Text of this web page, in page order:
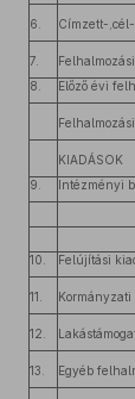
6. Címzett-
7.
8.
Előző évi
KIADÁSOK
9.
Intézményi
10. Felújítási
11. Kormányzati
12.
13. Egyéb